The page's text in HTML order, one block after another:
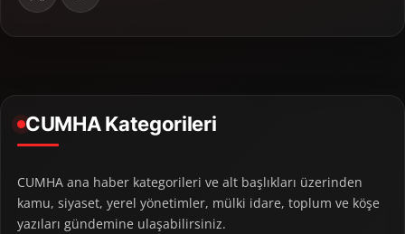
CUMHA Kategorileri
CUMHA ana haber kategorileri ve alt başlıkları üzerinden
kamu, siyaset, yerel yönetimler, mülki idare, toplum ve köşe
yazıları gündemine ulaşabilirsiniz.